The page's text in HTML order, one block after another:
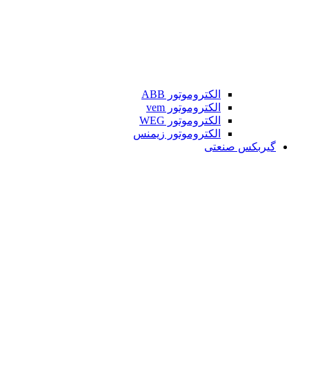
الکتروموتور ABB
الکتروموتور vem
الکتروموتور WEG
الکتروموتور زیمنس
گیربکس صنعتی